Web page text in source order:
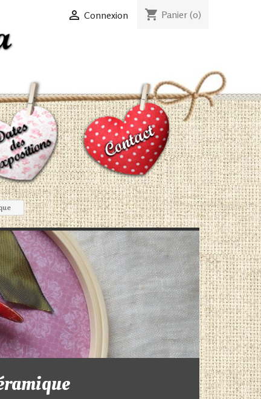
 Connexion shopping_cart Panier (0)